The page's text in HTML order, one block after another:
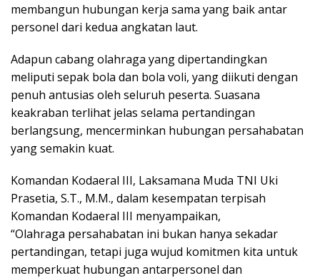
membangun hubungan kerja sama yang baik antar
personel dari kedua angkatan laut.
Adapun cabang olahraga yang dipertandingkan
meliputi sepak bola dan bola voli, yang diikuti dengan
penuh antusias oleh seluruh peserta. Suasana
keakraban terlihat jelas selama pertandingan
berlangsung, mencerminkan hubungan persahabatan
yang semakin kuat.
Komandan Kodaeral III, Laksamana Muda TNI Uki
Prasetia, S.T., M.M., dalam kesempatan terpisah
Komandan Kodaeral III menyampaikan,
“Olahraga persahabatan ini bukan hanya sekadar
pertandingan, tetapi juga wujud komitmen kita untuk
memperkuat hubungan antarpersonel dan